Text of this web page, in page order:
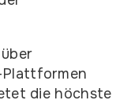
Plattformen
die höchste